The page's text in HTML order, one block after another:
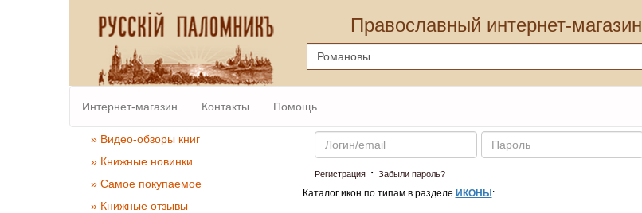
Православный интернет-магазин
Интернет-магазин Контакты Помощь
» Видео-обзоры книг
» Книжные новинки
» Самое покупаемое
» Книжные отзывы
Email Пароль
Регистрация· Забыли пароль?
Каталог икон по типам в разделе ИКОНЫ :